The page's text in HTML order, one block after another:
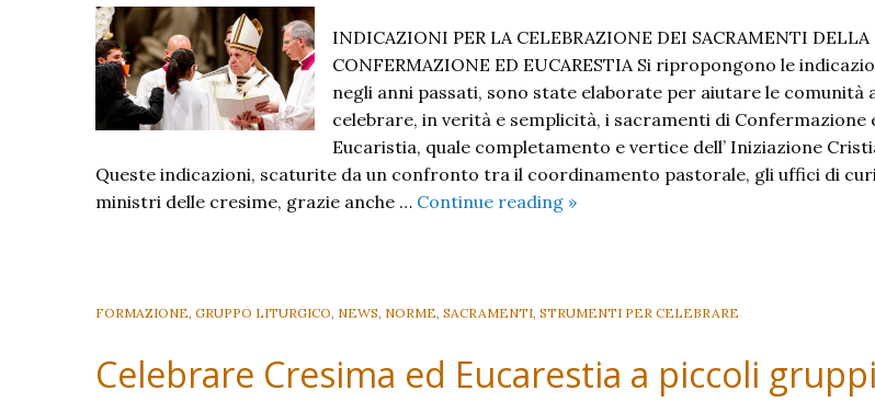
INDICAZIONI PER LA CELEBRAZIONE DEI SACRAMENTI DELLA
CONFERMAZIONE ED EUCARESTIA Si ripropongono le
negli anni passati, sono state elaborate per aiutare le comunità
celebrare, in verità e semplicità, i sacramenti di Confermazione
Eucaristia, quale completamento e vertice dell’ Iniziazione
Queste indicazioni, scaturite da un confronto tra il coordinamento pastorale, gli uffici di
ministri delle cresime, grazie anche … Continue reading Celebrare
completano
Iniziazione
Cristiana
»
FORMAZIONE, GRUPPO LITURGICO, NEWS, NORME, SACRAMENTI, STRUMENTI PER CELEBRARE
Celebrare Cresima ed Eucarestia a piccoli gruppi